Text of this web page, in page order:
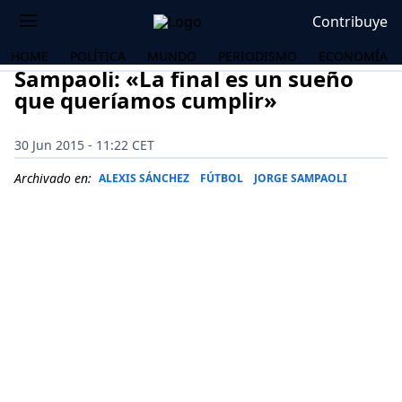
Contribuye
HOME POLÍTICA MUNDO PERIODISMO ECONOMÍA
Sampaoli: «La final es un sueño
que queríamos cumplir»
30 Jun 2015 - 11:22 CET
Archivado en: ALEXIS SÁNCHEZ FÚTBOL JORGE SAMPAOLI